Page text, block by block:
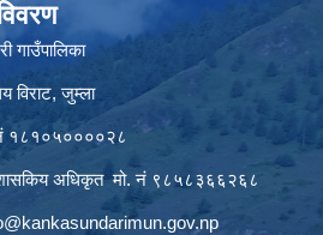
गाउँपालिका
विराट, जुम्ला
१८१०५००००२८
अधिकृत मो. नं ९८५८३६६२६८